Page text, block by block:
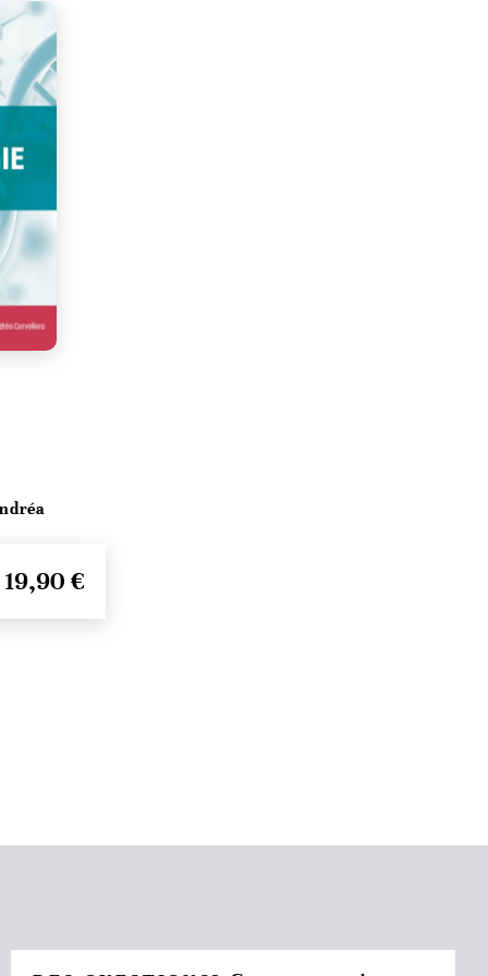
19,90 €